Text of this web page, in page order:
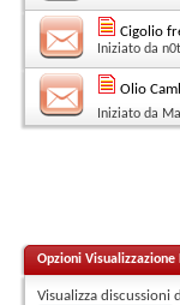
Cigolio
Iniziato da
Olio
Iniziato da
Opzioni Visualizzazione
Visualizza discussioni